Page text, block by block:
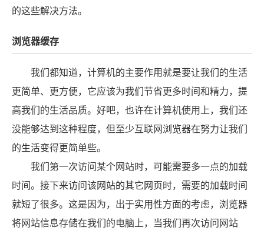
的这些解决方法。
浏览器缓存
我们都知道，计算机的主要作用就是要让我们的生活
更简单、更方便，它应该为我们节省更多时间和精力，提
高我们的生活品质。好吧，也许在计算机使用上，我们还
没能够达到这种程度，但至少互联网浏览器在努力让我们
的生活变得更简单些。
我们第一次访问某个网站时，可能需要多一点的加载
时间。接下来访问该网站的其它网页时，需要的加载时间
就短了很多。这是因为，出于实用性方面的考虑，浏览器
将网站信息存储在我们的电脑上，当我们再次访问网站